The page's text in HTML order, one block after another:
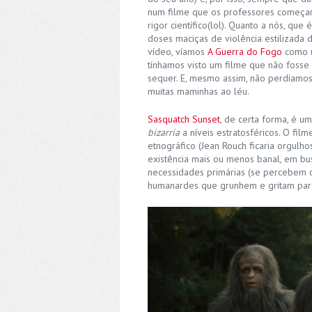
num filme que os professores
rigor científico(lol). Quanto a nós, que
doses maciças de violência estilizada
vídeo, víamos A Guerra do Fogo como
tínhamos visto um filme que não
sequer. E, mesmo assim, não
muitas maminhas ao léu.
Sasquatch Sunset, de certa forma, é
bizarriaa níveis estratosféricos. O
etnográfico (Jean Rouch ficaria
existência mais ou menos banal, em
necessidades primárias (se percebem
humanardes que grunhem e gritam